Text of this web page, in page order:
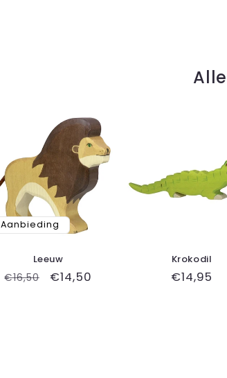
Aanbieding
Leeuw
Normale
€16,50 Aanbiedingsprijs
€14,50
Krokodil
Normale
€14,95